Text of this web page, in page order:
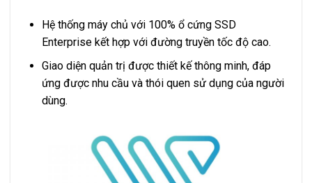
Hệ thống máy chủ với 100% ổ cứng SSD
Enterprise kết hợp với đường truyền tốc độ cao.
Giao diện quản trị được thiết kế thông minh, đáp
ứng được nhu cầu và thói quen sử dụng của người
dùng.